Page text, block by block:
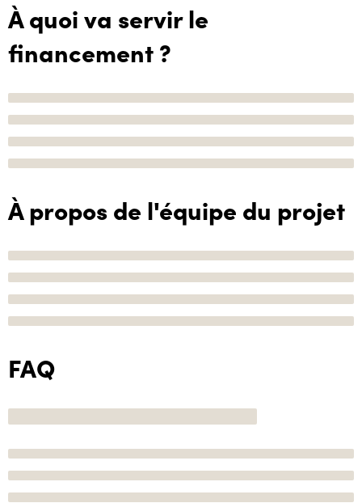
À quoi va servir le
financement ?
À propos de l'équipe du projet
FAQ